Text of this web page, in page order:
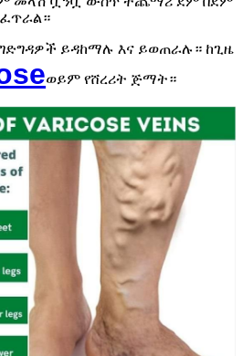
ይዳከማሉ እና ይወጠራሉ። ከጊዜ
ወይም የሸረሪት ጅማት።